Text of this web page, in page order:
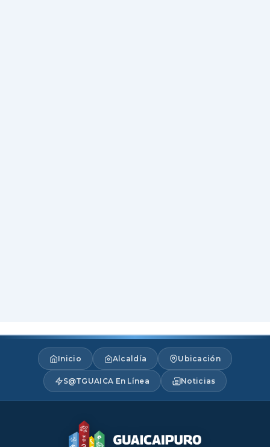
Inicio Alcaldía Ubicación
S@TGUAICA En Línea Noticias